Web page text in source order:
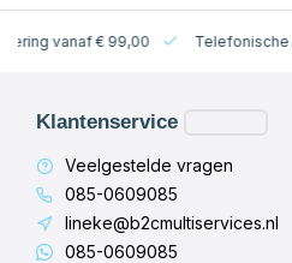
vanaf € 99,00
Klantenservice
Veelgestelde vragen
085-0609085
lineke@b2cmultiservices.nl
085-0609085